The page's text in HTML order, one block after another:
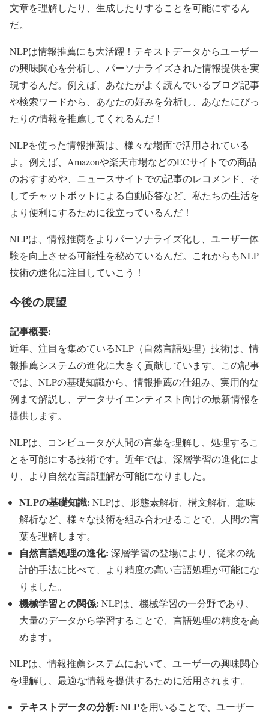
文章を理解したり、生成したりすることを可能にするん
だ。
NLPは情報推薦にも大活躍！テキストデータからユーザー
の興味関心を分析し、パーソナライズされた情報提供を実
現するんだ。例えば、あなたがよく読んでいるブログ記事
や検索ワードから、あなたの好みを分析し、あなたにぴっ
たりの情報を推薦してくれるんだ！
NLPを使った情報推薦は、様々な場面で活用されている
よ。例えば、Amazonや楽天市場などのECサイトでの商品
のおすすめや、ニュースサイトでの記事のレコメンド、そ
してチャットボットによる自動応答など、私たちの生活を
より便利にするために役立っているんだ！
NLPは、情報推薦をよりパーソナライズ化し、ユーザー体
験を向上させる可能性を秘めているんだ。これからもNLP
技術の進化に注目していこう！
今後の展望
記事概要:
近年、注目を集めているNLP（自然言語処理）技術は、情
報推薦システムの進化に大きく貢献しています。この記事
では、NLPの基礎知識から、情報推薦の仕組み、実用的な
例まで解説し、データサイエンティスト向けの最新情報を
提供します。
NLPは、コンピュータが人間の言葉を理解し、処理するこ
とを可能にする技術です。近年では、深層学習の進化によ
り、より自然な言語理解が可能になりました。
NLPの基礎知識: NLPは、形態素解析、構文解析、意味
解析など、様々な技術を組み合わせることで、人間の言
葉を理解します。
自然言語処理の進化: 深層学習の登場により、従来の統
計的手法に比べて、より精度の高い言語処理が可能にな
りました。
機械学習との関係: NLPは、機械学習の一分野であり、
大量のデータから学習することで、言語処理の精度を高
めます。
NLPは、情報推薦システムにおいて、ユーザーの興味関心
を理解し、最適な情報を提供するために活用されます。
テキストデータの分析: NLPを用いることで、ユーザー